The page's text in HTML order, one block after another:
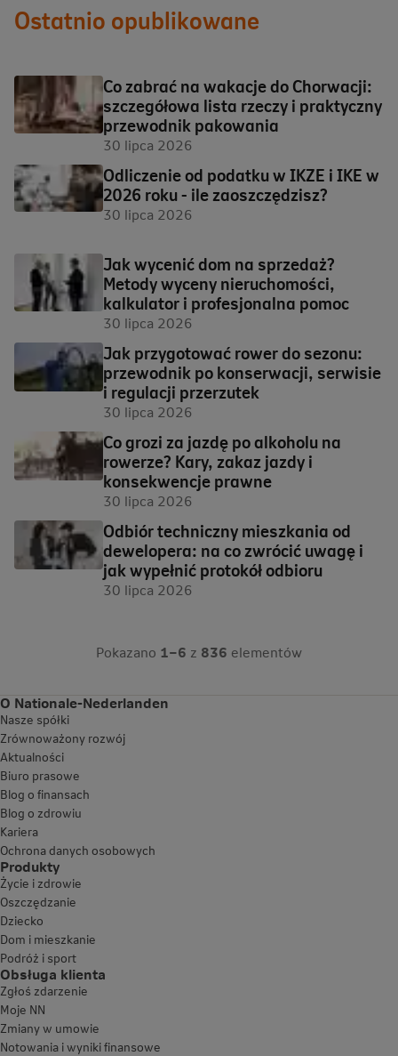
Ostatnio opublikowane
Co zabrać na wakacje do Chorwacji:
szczegółowa lista rzeczy i praktyczny
przewodnik pakowania
30 lipca 2026
Odliczenie od podatku w IKZE i IKE w
2026 roku - ile zaoszczędzisz?
30 lipca 2026
Jak wycenić dom na sprzedaż?
Metody wyceny nieruchomości,
kalkulator i profesjonalna pomoc
30 lipca 2026
Jak przygotować rower do sezonu:
przewodnik po konserwacji, serwisie
i regulacji przerzutek
30 lipca 2026
Co grozi za jazdę po alkoholu na
rowerze? Kary, zakaz jazdy i
konsekwencje prawne
30 lipca 2026
Odbiór techniczny mieszkania od
dewelopera: na co zwrócić uwagę i
jak wypełnić protokół odbioru
30 lipca 2026
Pokazano 1–6 z 836 elementów
O Nationale-Nederlanden
Nasze spółki
Zrównoważony rozwój
Aktualności
Biuro prasowe
Blog o finansach
Blog o zdrowiu
Kariera
Ochrona danych osobowych
Produkty
Życie i zdrowie
Oszczędzanie
Dziecko
Dom i mieszkanie
Podróż i sport
Obsługa klienta
Zgłoś zdarzenie
Moje NN
Zmiany w umowie
Notowania i wyniki finansowe